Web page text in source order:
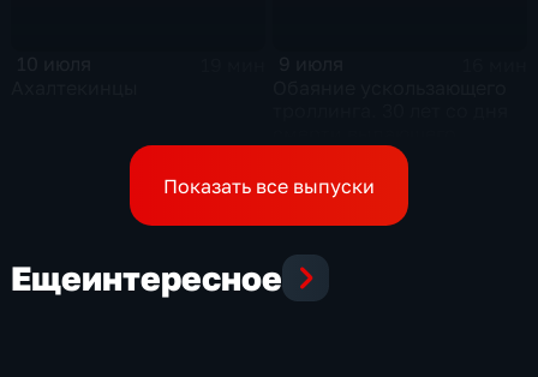
музыканта и деятеля
контркультуры Сергея
Курехина
Показать все выпуски
Ещеинтересное